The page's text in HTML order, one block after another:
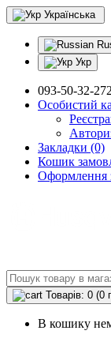
Українська
Укр
093-50-32-
Особистий
Закладки (0)
Кошик
Оформлення
Товарів: 0 (0
В кошику